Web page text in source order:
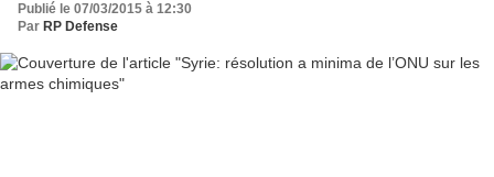
Publié le 07/03/2015 à 12:30
Par RP Defense